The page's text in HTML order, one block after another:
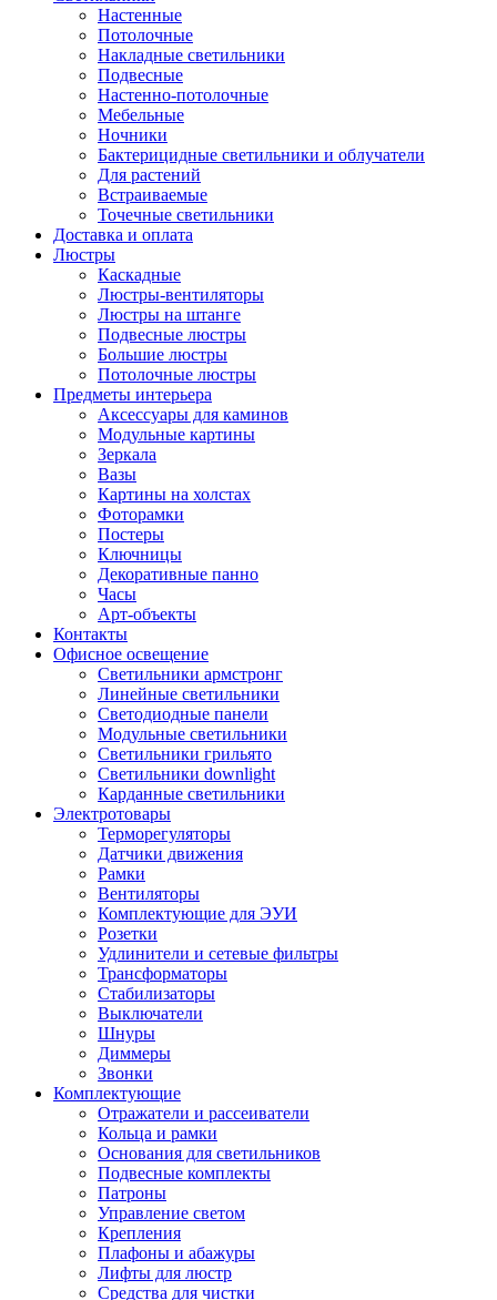
Настенные
Потолочные
Накладные светильники
Подвесные
Настенно-потолочные
Мебельные
Ночники
Бактерицидные светильники и облучатели
Для растений
Встраиваемые
Точечные светильники
Доставка и оплата
Люстры
Каскадные
Люстры-вентиляторы
Люстры на штанге
Подвесные люстры
Большие люстры
Потолочные люстры
Предметы интерьера
Аксессуары для каминов
Модульные картины
Зеркала
Вазы
Картины на холстах
Фоторамки
Постеры
Ключницы
Декоративные панно
Часы
Арт-объекты
Контакты
Офисное освещение
Светильники армстронг
Линейные светильники
Светодиодные панели
Модульные светильники
Светильники грильято
Светильники downlight
Карданные светильники
Электротовары
Терморегуляторы
Датчики движения
Рамки
Вентиляторы
Комплектующие для ЭУИ
Розетки
Удлинители и сетевые фильтры
Трансформаторы
Стабилизаторы
Выключатели
Шнуры
Диммеры
Звонки
Комплектующие
Отражатели и рассеиватели
Кольца и рамки
Основания для светильников
Подвесные комплекты
Патроны
Управление светом
Крепления
Плафоны и абажуры
Лифты для люстр
Средства для чистки